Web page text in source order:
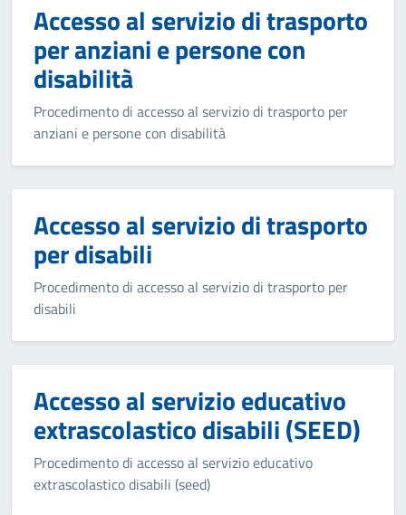
Accesso al servizio di trasporto
per anziani e persone con
disabilità
Procedimento di accesso al servizio di trasporto per
anziani e persone con disabilità
Accesso al servizio di trasporto
per disabili
Procedimento di accesso al servizio di trasporto per
disabili
Accesso al servizio educativo
extrascolastico disabili (SEED)
Procedimento di accesso al servizio educativo
extrascolastico disabili (seed)